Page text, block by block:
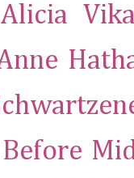
Alicia
Before